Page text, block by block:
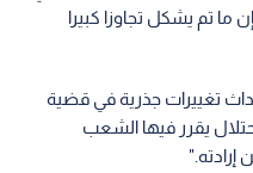
ما تم يشكل تجاوزا كبيرا
تغييرات جذرية في قضية
يقرر فيها الشعب